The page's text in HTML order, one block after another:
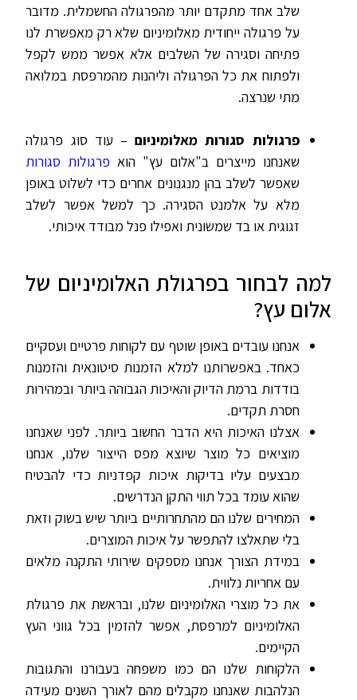
שלב אחד מתקדם יותר מהפרגולה החשמלית. מדובר
על פרגולה ייחודית מאלומיניום שלא רק מאפשרת לנו
פתיחה וסגירה של השלבים אלא אפשר ממש לקפל
ולפתוח את כל הפרגולה וליהנות מהמרפסת במלואה
מתי שנרצה.
פרגולות סגורות מאלומיניום– עוד סוג פרגולה
שאנחנו מייצרים ב"אלום עץ" הוא פרגולות סגורות
שאפשר לשלב בהן מנגנונים אחרים כדי לשלוט באופן
מלא על אלמנט הסגירה. כך למשל אפשר לשלב
זגוגית או בד שמשונית ואפילו פנל מבודד איכותי.
למה לבחור בפרגולת האלומיניום של
אלום עץ?
אנחנו עובדים באופן שוטף עם לקוחות פרטיים ועסקיים
כאחד. באפשרותנו למלא הזמנות סיטונאית והזמנות
בודדות ברמת הדיוק והאיכות הגבוהה ביותר ובמהירות
חסרת תקדים.
אצלנו האיכות היא הדבר החשוב ביותר. לפני שאנחנו
מוציאים כל מוצר שיוצא מפס הייצור שלנו, אנחנו
מבצעים עליו בדיקות איכות קפדניות כדי להבטיח
שהוא עומד בכל תווי התקן הנדרשים.
המחירים שלנו הם מהתחרותיים ביותר שיש בשוק וזאת
בלי שתאלצו להתפשר על איכות המוצרים.
במידת הצורך אנחנו מספקים שירותי התקנה מלאים
עם אחריות נלווית.
את כל מוצרי האלומיניום שלנו, ובראשת את פרגולת
האלומיניום למרפסת, אפשר להזמין בכל גווני העץ
הקיימים.
הלקוחות שלנו הם כמו משפחה בעבורנו והתגובות
הנלהבות שאנחנו מקבלים מהם לאורך השנים מעידה